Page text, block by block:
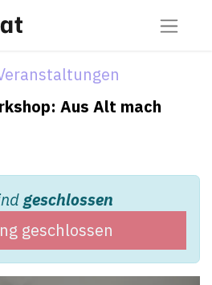
Aus Alt mach
geschlossen
geschlossen